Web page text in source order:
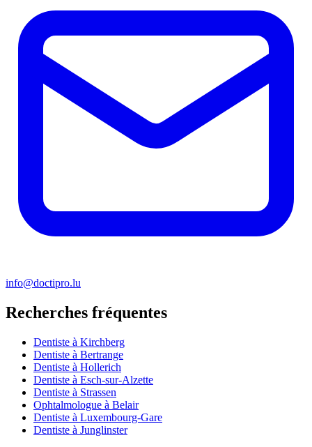
info@doctipro.lu
Recherches fréquentes
Dentiste à Kirchberg
Dentiste à Bertrange
Dentiste à Hollerich
Dentiste à Esch-sur-Alzette
Dentiste à Strassen
Ophtalmologue à Belair
Dentiste à Luxembourg-Gare
Dentiste à Junglinster